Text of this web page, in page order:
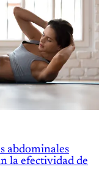
abdominales
la efectividad de